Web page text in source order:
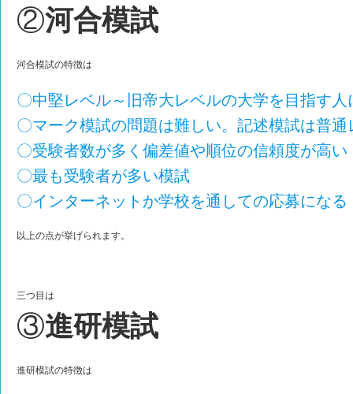
②河合模試
河合模試の特徴は
〇中堅レベル～旧帝大レベルの大学を目指す人
〇マーク模試の問題は難しい。記述模試は普通
〇受験者数が多く偏差値や順位の信頼度が高い
〇最も受験者が多い模試
〇インターネットか学校を通しての応募になる
以上の点が挙げられます。
三つ目は
③進研模試
進研模試の特徴は